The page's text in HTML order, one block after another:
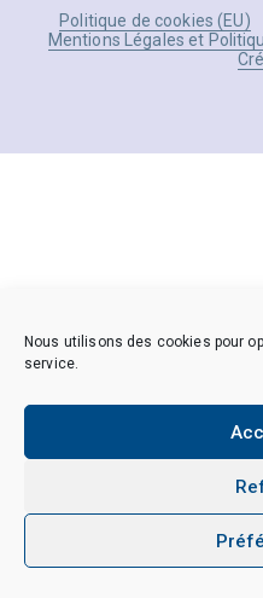
Nous utilisons des cookies pour
service.
Politique de cookies (EU)
Mentions Légales et